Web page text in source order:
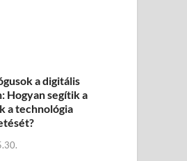
a digitális
Hogyan segítik a
a technológia